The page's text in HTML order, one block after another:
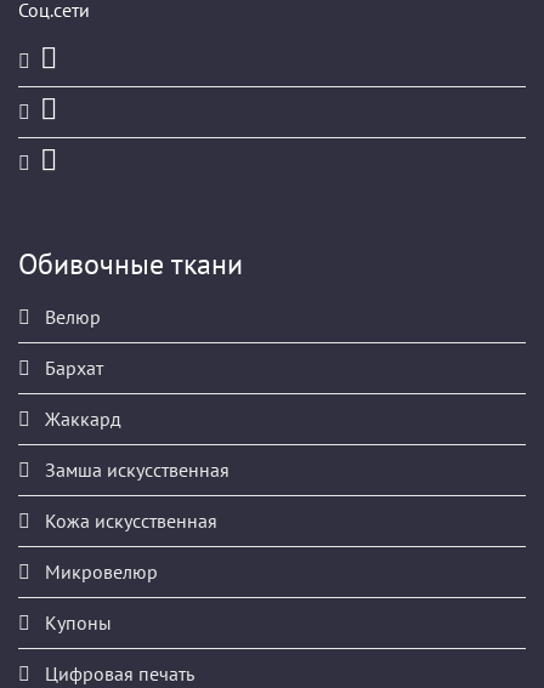
Соц.сети
Обивочные ткани
Велюр
Бархат
Жаккард
Замша искусственная
Кожа искусственная
Микровелюр
Купоны
Цифровая печать